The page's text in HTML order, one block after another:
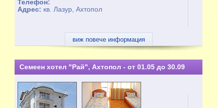
Телефон:
Адрес: кв. Лазур, Ахтопол
виж повече информация
Семеен хотел "Рай", Ахтопол - от 01.05 до 30.09